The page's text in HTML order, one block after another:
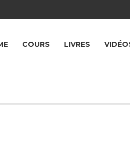
COURS LIVRES